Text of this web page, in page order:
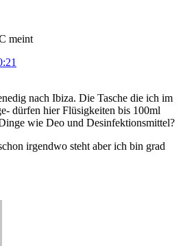
meint
nach Ibiza. Die Tasche die ich im
dürfen hier Flüsigkeiten bis 100ml
wie Deo und Desinfektionsmittel?
irgendwo steht aber ich bin grad